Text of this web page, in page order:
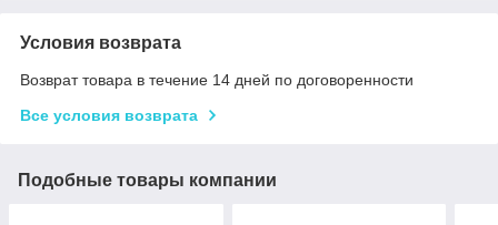
Условия возврата
Возврат товара в течение 14 дней по договоренности
Все условия возврата
Подобные товары компании